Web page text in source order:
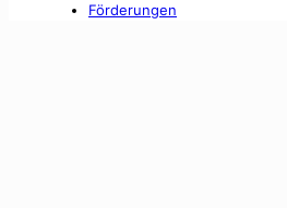
Förderungen